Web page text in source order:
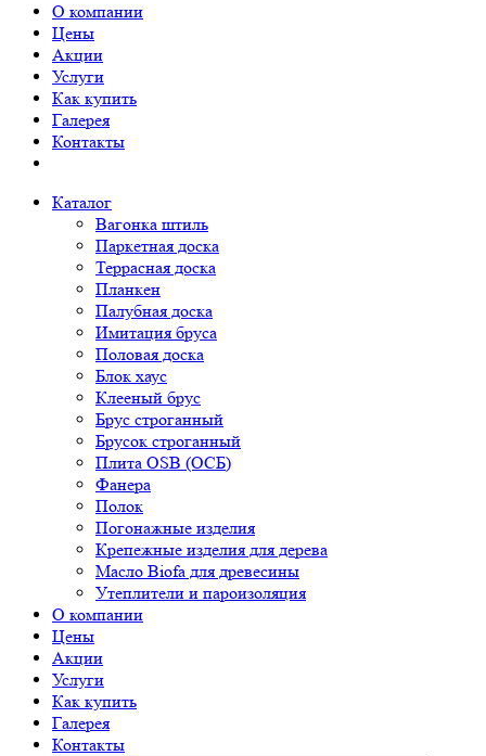
О компании
Цены
Акции
Услуги
Как купить
Галерея
Контакты
Каталог
Вагонка штиль
Паркетная доска
Террасная доска
Планкен
Палубная доска
Имитация бруса
Половая доска
Блок хаус
Клееный брус
Брус строганный
Брусок строганный
Плита OSB (ОСБ)
Фанера
Полок
Погонажные изделия
Крепежные изделия для дерева
Масло Biofa для древесины
Утеплители и пароизоляция
О компании
Цены
Акции
Услуги
Как купить
Галерея
Контакты